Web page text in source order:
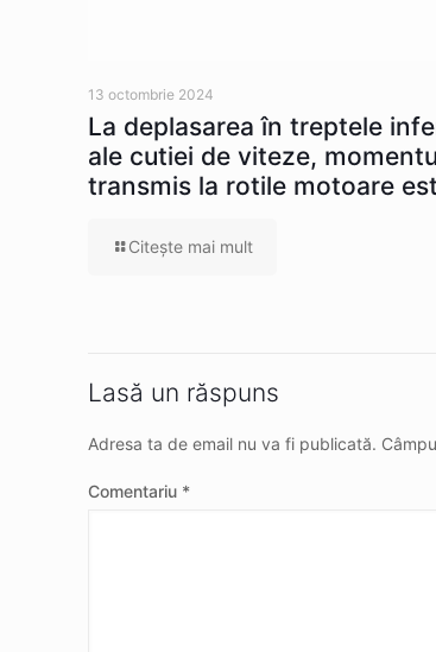
13 octombrie 2024
La deplasarea în treptele
ale cutiei de viteze,
transmis la rotile motoare
Citeşte mai mult
Lasă un răspuns
Adresa ta de email nu va fi publicată.
Comentariu *